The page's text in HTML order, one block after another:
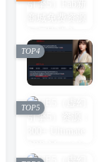
TOP4
TOP5